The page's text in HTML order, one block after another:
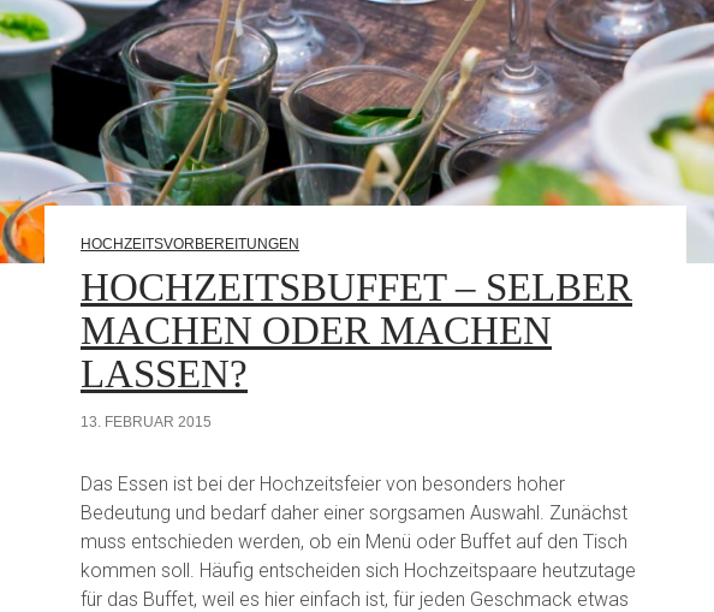
HOCHZEITSVORBEREITUNGEN
HOCHZEITSBUFFET – SELBER
MACHEN ODER MACHEN
LASSEN?
13. FEBRUAR 2015
Das Essen ist bei der Hochzeitsfeier von besonders hoher
Bedeutung und bedarf daher einer sorgsamen Auswahl. Zunächst
muss entschieden werden, ob ein Menü oder Buffet auf den Tisch
kommen soll. Häufig entscheiden sich Hochzeitspaare heutzutage
für das Buffet, weil es hier einfach ist, für jeden Geschmack etwas